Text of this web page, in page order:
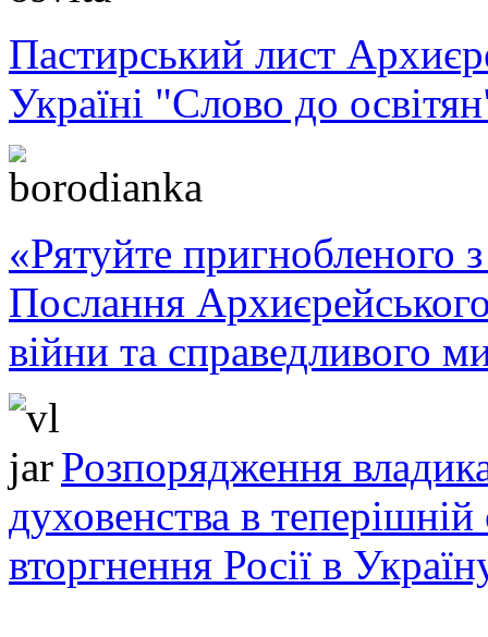
Пастирський лист
Україні "Слово до
«Рятуйте пригнобленого
Послання
війни та справедливого
Розпорядження
духовенства в теперішній
вторгнення Росії в